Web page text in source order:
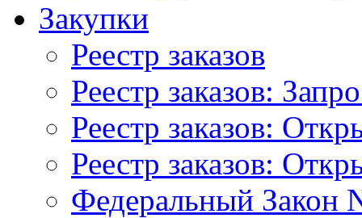
Закупки
Реестр заказов
Реестр заказов:
Реестр заказов:
Реестр заказов:
Федеральный Закон